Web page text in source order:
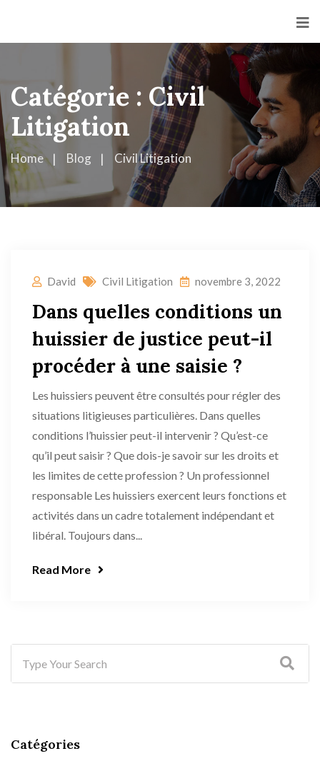
Catégorie : Civil
Litigation
Home Blog Civil Litigation
David Civil Litigation novembre 3, 2022
Dans quelles conditions un
huissier de justice peut-il
procéder à une saisie ?
Les huissiers peuvent être consultés pour régler des
situations litigieuses particulières. Dans quelles
conditions l’huissier peut-il intervenir ? Qu’est-ce
qu’il peut saisir ? Que dois-je savoir sur les droits et
les limites de cette profession ? Un professionnel
responsable Les huissiers exercent leurs fonctions et
activités dans un cadre totalement indépendant et
libéral. Toujours dans...
Read More
Catégories